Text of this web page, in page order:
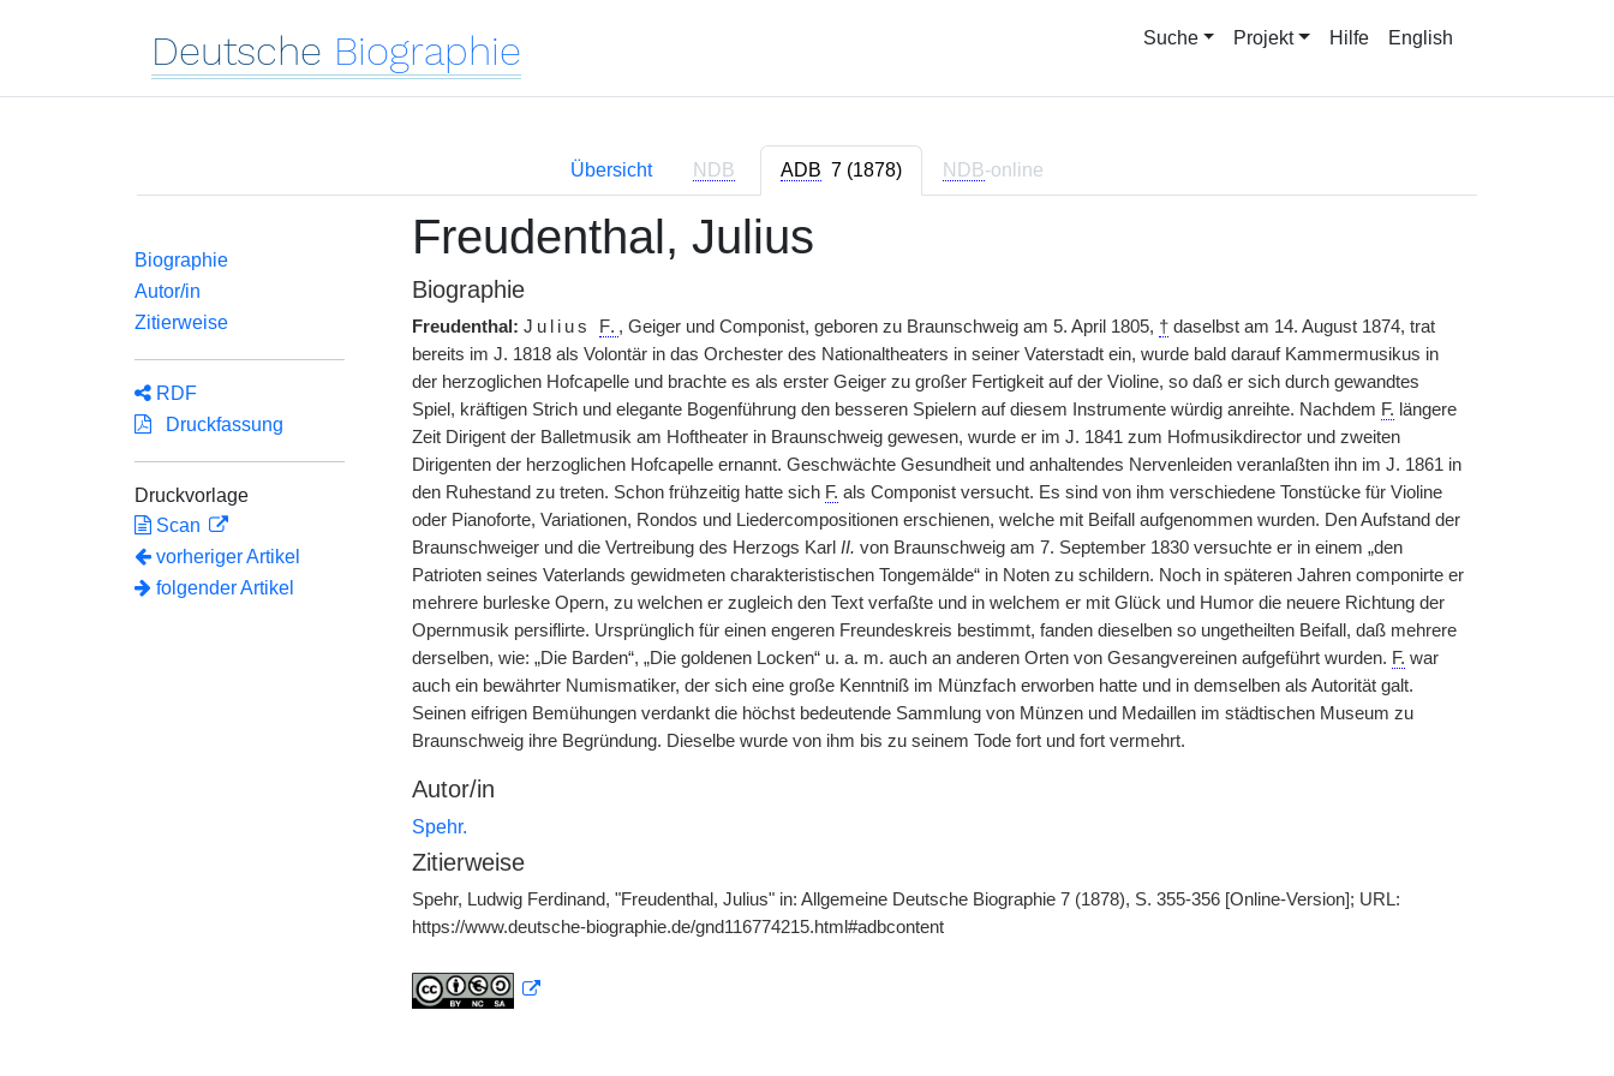
Deutsche Biographie Suche Projekt Hilfe English
Übersicht NDB ADB 7 (1878) NDB-online
Biographie
Autor/in
Zitierweise
RDF
Druckfassung
Druckvorlage
Scan
vorheriger Artikel
folgender Artikel
Freudenthal, Julius
Biographie
Freudenthal: Julius F. , Geiger und Componist, geboren zu Braunschweig am 5. April 1805, † daselbst am 14. August 1874, trat
bereits im J. 1818 als Volontär in das Orchester des Nationaltheaters in seiner Vaterstadt ein, wurde bald darauf Kammermusikus in
der herzoglichen Hofcapelle und brachte es als erster Geiger zu großer Fertigkeit auf der Violine, so daß er sich durch gewandtes
Spiel, kräftigen Strich und elegante Bogenführung den besseren Spielern auf diesem Instrumente würdig anreihte. Nachdem F. längere
Zeit Dirigent der Balletmusik am Hoftheater in Braunschweig gewesen, wurde er im J. 1841 zum Hofmusikdirector und zweiten
Dirigenten der herzoglichen Hofcapelle ernannt. Geschwächte Gesundheit und anhaltendes Nervenleiden veranlaßten ihn im J. 1861 in
den Ruhestand zu treten. Schon frühzeitig hatte sich F. als Componist versucht. Es sind von ihm verschiedene Tonstücke für Violine
oder Pianoforte, Variationen, Rondos und Liedercompositionen erschienen, welche mit Beifall aufgenommen wurden. Den Aufstand der
Braunschweiger und die Vertreibung des Herzogs Karl II. von Braunschweig am 7. September 1830 versuchte er in einem „den
Patrioten seines Vaterlands gewidmeten charakteristischen Tongemälde“ in Noten zu schildern. Noch in späteren Jahren componirte| er
mehrere burleske Opern, zu welchen er zugleich den Text verfaßte und in welchem er mit Glück und Humor die neuere Richtung der
Opernmusik persiflirte. Ursprünglich für einen engeren Freundeskreis bestimmt, fanden dieselben so ungetheilten Beifall, daß mehrere
derselben, wie: „Die Barden“, „Die goldenen Locken“ u. a. m. auch an anderen Orten von Gesangvereinen aufgeführt wurden. F. war
auch ein bewährter Numismatiker, der sich eine große Kenntniß im Münzfach erworben hatte und in demselben als Autorität galt.
Seinen eifrigen Bemühungen verdankt die höchst bedeutende Sammlung von Münzen und Medaillen im städtischen Museum zu
Braunschweig ihre Begründung. Dieselbe wurde von ihm bis zu seinem Tode fort und fort vermehrt.
Autor/in
Spehr.
Zitierweise
Spehr, Ludwig Ferdinand, "Freudenthal, Julius" in: Allgemeine Deutsche Biographie 7 (1878), S. 355-356 [Online-Version]; URL:
https://www.deutsche-biographie.de/gnd116774215.html#adbcontent